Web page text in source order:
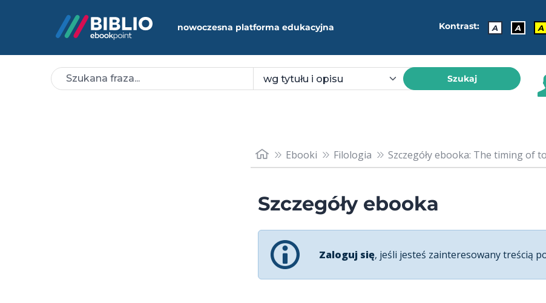
nowoczesna platforma edukacyjna Kontrast: A A A
Szukaj
Ebooki Filologia Szczegóły ebooka: The timing of
Szczegóły ebooka
Zaloguj się, jeśli jesteś zainteresowany treścią